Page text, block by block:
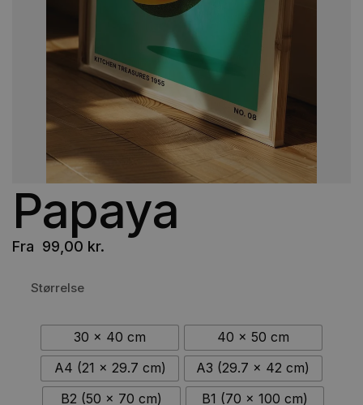
Papaya
Fra 99,00 kr.
Størrelse
30 x 40 cm
40 x 50 cm
A4 (21 x 29.7 cm)
A3 (29.7 x 42 cm)
B2 (50 x 70 cm)
B1 (70 x 100 cm)